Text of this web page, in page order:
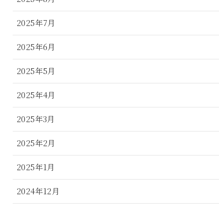
2025年7月
2025年6月
2025年5月
2025年4月
2025年3月
2025年2月
2025年1月
2024年12月